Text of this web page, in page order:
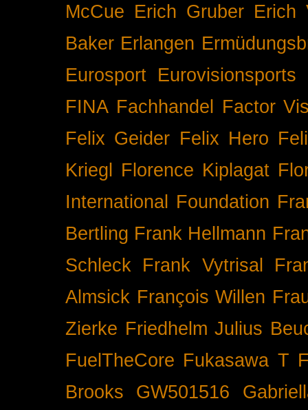
McCue Erich Gruber Erich
Baker Erlangen
Eurosport Eurovisionsports
FINA Fachhandel
Factor
Felix Geider Felix Hero
Kriegl
Florence Kiplagat
International
Foundation
Bertling Frank Hellmann
Schleck
Frank Vytrisal
Almsick François Willen
Zierke Friedhelm Julius
FuelTheCore Fukasawa T
Brooks
GW501516